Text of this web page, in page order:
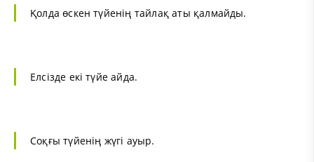
Қолда өскен түйенің тайлақ аты қалмайды.
Елсізде екі түйе айда.
Соқғы түйенің жүгі ауыр.